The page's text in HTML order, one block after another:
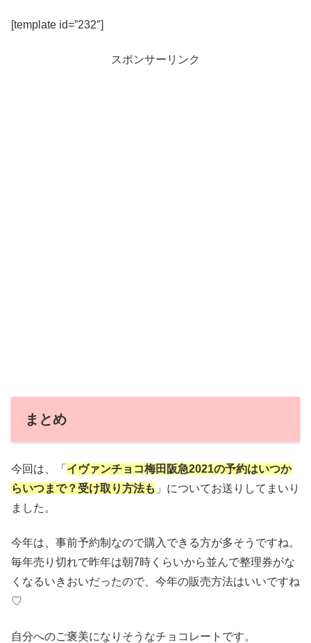
[template id=”232″]
スポンサーリンク
まとめ
今回は、「 イヴァンチョコ梅田阪急2021の予約はいつか
らいつまで？受け取り方法も 」についてお送りしてまいり
ました。
今年は、事前予約制なので購入できる方が多そうですね。
毎年売り切れで昨年は朝7時くらいから並んで整理券がな
くなるいきおいだったので、今年の販売方法はいいですね
♡
自分へのご褒美になりそうなチョコレートです。